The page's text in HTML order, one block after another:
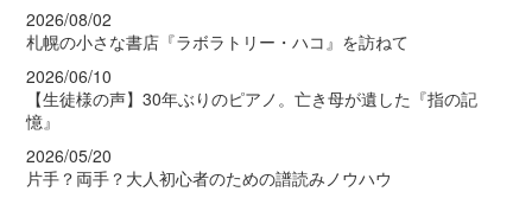
2026/08/02
札幌の小さな書店『ラボラトリー・ハコ』を訪ねて
2026/06/10
【生徒様の声】30年ぶりのピアノ。亡き母が遺した『指の記
憶』
2026/05/20
片手？両手？大人初心者のための譜読みノウハウ